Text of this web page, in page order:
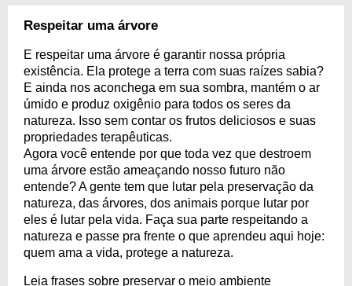
Respeitar uma árvore
E respeitar uma árvore é garantir nossa própria
existência. Ela protege a terra com suas raízes sabia?
E ainda nos aconchega em sua sombra, mantém o ar
úmido e produz oxigênio para todos os seres da
natureza. Isso sem contar os frutos deliciosos e suas
propriedades terapêuticas.
Agora você entende por que toda vez que destroem
uma árvore estão ameaçando nosso futuro não
entende? A gente tem que lutar pela preservação da
natureza, das árvores, dos animais porque lutar por
eles é lutar pela vida. Faça sua parte respeitando a
natureza e passe pra frente o que aprendeu aqui hoje:
quem ama a vida, protege a natureza.
Leia frases sobre preservar o meio ambiente